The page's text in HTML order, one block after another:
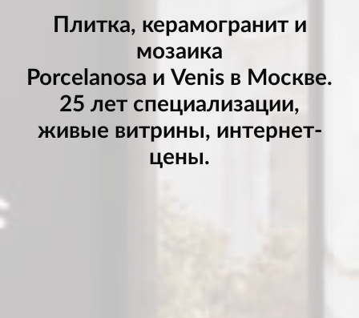
Плитка, керамогранит и
мозаика
Porcelanosa и Venis в Москве.
25 лет специализации,
живые витрины, интернет-
цены.